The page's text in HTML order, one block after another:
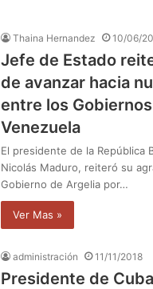
Thaina Hernandez 10/06/
Jefe de Estado
de avanzar hacia
entre los
Venezuela
El presidente de la República
Nicolás Maduro, reiteró su
Gobierno de Argelia por…
Ver Mas »
administración 11/11/2018
Presidente de